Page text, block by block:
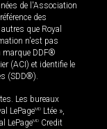
de l'Association
des
que Royal
n'est pas
marque DDF®
(ACI) et identifie le
(SDD®).
Les bureaux
LePageMD Ltée »,
LePageMD Credit